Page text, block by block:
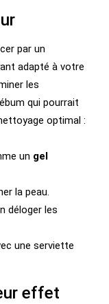
par un
adapté à votre
les
qui pourrait
optimal :
un gel
la peau.
déloger les
une serviette
effet